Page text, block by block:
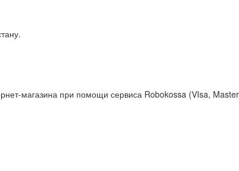
магазина при помощи сервиса Robokossa (VIsa,